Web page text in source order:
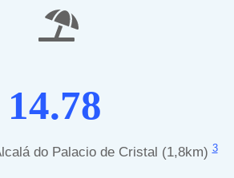
14.78
do Palacio de Cristal (1,8km)3